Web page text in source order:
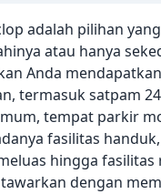
adalah pilihan
atau hanya
Anda
termasuk satpam
tempat parkir
fasilitas
hingga fasilitas
tawarkan dengan